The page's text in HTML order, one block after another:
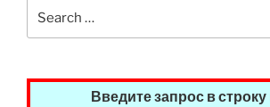
for:
Введите запрос в